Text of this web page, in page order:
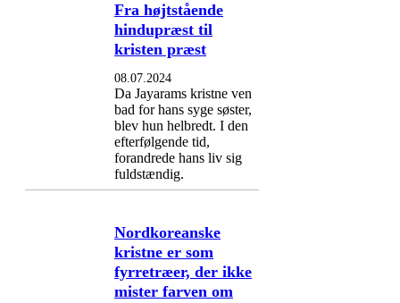
Fra højtstående
hindupræst til
kristen præst
08.07.2024
Da Jayarams kristne ven
bad for hans syge søster,
blev hun helbredt. I den
efterfølgende tid,
forandrede hans liv sig
fuldstændig.
Nordkoreanske
kristne er som
fyrretræer, der ikke
mister farven om